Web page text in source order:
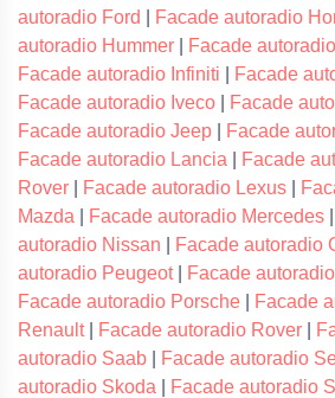
autoradio Ford
Facade autoradio
autoradio Hummer
Facade
Facade autoradio Infiniti
Facade
Facade autoradio Iveco
Facade
Facade autoradio Jeep
Facade
Facade autoradio Lancia
Facade
Rover
Facade autoradio Lexus
Mazda
Facade autoradio Mercedes
autoradio Nissan
Facade autoradio
autoradio Peugeot| Facade
Facade autoradio Porsche
Facade
Renault| Facade autoradio Rover
autoradio Saab
Facade autoradio
autoradio Skoda
Facade autoradio